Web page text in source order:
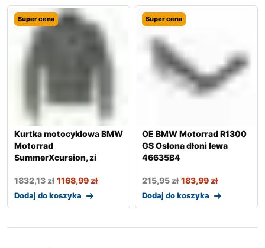
Super cena
Kurtka motocyklowa BMW
Motorrad
SummerXcursion, zi
1832,13zł 1168,99zł
Dodaj do koszyka
Super cena
OE BMW Motorrad R1300
GS Osłona dłoni lewa
46635B4
215,95zł 183,99zł
Dodaj do koszyka